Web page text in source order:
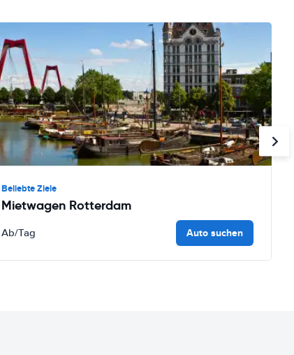
Beliebte Ziele
Mietwagen Rotterdam
Ab/Tag Auto suchen